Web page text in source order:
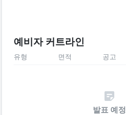
예비자 커트라인
유형 면적 공고
발표 예정